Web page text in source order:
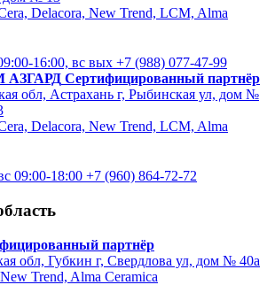
Delacora, New Trend, LCM, Alma
16:00, вс вых +7 (988) 077-47-99
Сертифицированный партнёр
обл, Астрахань г, Рыбинская ул, дом №
Delacora, New Trend, LCM, Alma
09:00-18:00 +7 (960) 864-72-72
партнёр
обл, Губкин г, Свердлова ул, дом № 40а
Trend, Alma Ceramica